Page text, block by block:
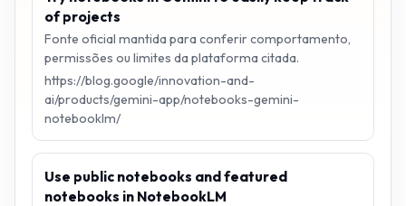
of projects
Fonte oficial mantida para conferir comportamento,
permissões ou limites da plataforma citada.
https://blog.google/innovation-and-
ai/products/gemini-app/notebooks-gemini-
notebooklm/
Use public notebooks and featured
notebooks in NotebookLM